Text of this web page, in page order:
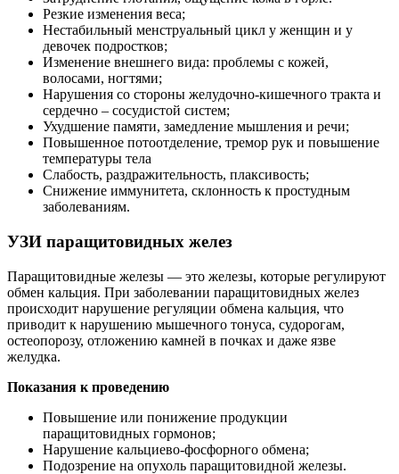
Резкие изменения веса;
Нестабильный менструальный цикл у женщин и у
девочек подростков;
Изменение внешнего вида: проблемы с кожей,
волосами, ногтями;
Нарушения со стороны желудочно-кишечного тракта и
сердечно – сосудистой систем;
Ухудшение памяти, замедление мышления и речи;
Повышенное потоотделение, тремор рук и повышение
температуры тела
Слабость, раздражительность, плаксивость;
Снижение иммунитета, склонность к простудным
заболеваниям.
УЗИ паращитовидных желез
Паращитовидные железы — это железы, которые регулируют
обмен кальция. При заболевании паращитовидных желез
происходит нарушение регуляции обмена кальция, что
приводит к нарушению мышечного тонуса, судорогам,
остеопорозу, отложению камней в почках и даже язве
желудка.
Показания к проведению
Повышение или понижение продукции
паращитовидных гормонов;
Нарушение кальциево-фосфорного обмена;
Подозрение на опухоль паращитовидной железы.